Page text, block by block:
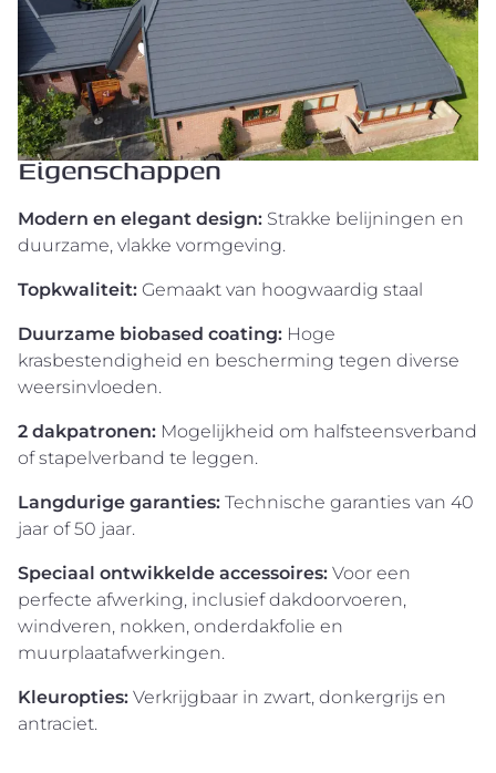
Eigenschappen
Modern en elegant design: Strakke belijningen en
duurzame, vlakke vormgeving.
Topkwaliteit: Gemaakt van hoogwaardig staal
Duurzame biobased coating: Hoge
krasbestendigheid en bescherming tegen diverse
weersinvloeden.
2 dakpatronen: Mogelijkheid om halfsteensverband
of stapelverband te leggen.
Langdurige garanties: Technische garanties van 40
jaar of 50 jaar.
Speciaal ontwikkelde accessoires: Voor een
perfecte afwerking, inclusief dakdoorvoeren,
windveren, nokken, onderdakfolie en
muurplaatafwerkingen.
Kleuropties: Verkrijgbaar in zwart, donkergrijs en
antraciet.